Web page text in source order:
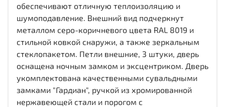
обеспечивают отличную теплоизоляцию и
шумоподавление. Внешний вид подчеркнут
металлом серо-коричневого цвета RAL 8019 и
стильной ковкой снаружи, а также зеркальным
стеклопакетом. Петли внешние, 3 штуки, дверь
оснащена ночным замком и эксцентриком. Дверь
укомплектована качественными сувальдными
замками "Гардиан", ручкой из хромированной
нержавеющей стали и порогом с